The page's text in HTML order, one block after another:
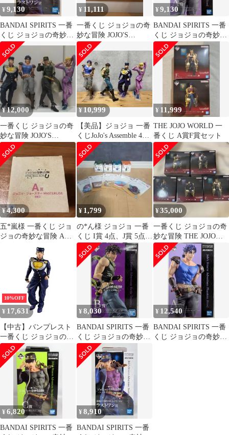
¥9,130
BANDAI SPIRITS 一番
くじ ジョジョの奇妙な
冒険 JOJOS ASSEMBLE
ラストワン賞空条承太
郎 フィギュア ラストワ
ンver.
¥ 11,111
一番くじ ジョジョの奇
妙な冒険 JOJO'S
ASSEMBLE
¥9,130
BANDAI SPIRITS 一番
くじ ジョジョの奇妙な
冒険 JOJOS ASSEMBLE
A賞ジョナサン・ジョ
ースター フィギュア
¥12,000
一番くじ ジョジョの奇
妙な冒険 JOJO'S
ASSEMBLE
¥10,999
【美品】ジョジョ 一番
くじJoJo's Assemble 4体
セット 早い者勝ち
¥ 11,999
THE JOJO WORLD 一
番くじ A賞F賞セット
¥4,300
五*嵐様 一番くじ ジョ
ジョの奇妙な冒険 A賞
ジョニィ・ジョースタ
¥ 1,799
の*ん様 ジョジョ 一番
くじ I賞 4点、J賞 5点 9
点セット
¥35,000
一番くじ ジョジョの奇
妙な冒険 THE JOJO
WORLD フィギュア5種
10%OFF
¥ 17,631
【中古】バンプレスト
一番くじ ジョジョの奇
妙な冒険 JOJOS
ASSEMBLE D賞 東方仗
助フィギュア 全１種
¥8,030
BANDAI SPIRITS 一番
くじ ジョジョの奇妙な
冒険 JOJOS ASSEMBLE
B賞ジョセフ・ジョー
スター フィギュア
¥ 12,540
BANDAI SPIRITS 一番
くじ ジョジョの奇妙な
¥6,820
BANDAI SPIRITS 一番
¥8,910
BANDAI SPIRITS 一番